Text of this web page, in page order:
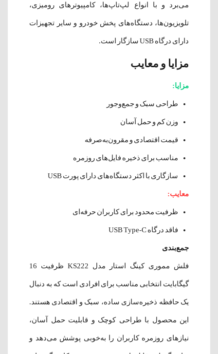
می‌برد و با انواع لپ‌تاپ‌ها، کامپیوترهای رومیزی،
تلویزیون‌ها، دستگاه‌های پخش خودرو و سایر تجهیزات
دارای درگاه USB سازگار است.
مزایا و معایب
مزایا:
طراحی سبک و جمع‌وجور
وزن کم و حمل آسان
قیمت اقتصادی و مقرون‌به‌صرفه
مناسب برای ذخیره فایل‌های روزمره
سازگاری با اکثر دستگاه‌های دارای پورت USB
معایب:
ظرفیت محدود برای کاربران حرفه‌ای
فاقد درگاه USB Type-C
جمع‌بندی
فلش مموری کینگ استار مدل KS222 ظرفیت 16
گیگابایت انتخابی مناسب برای افرادی است که به دنبال
یک حافظه ذخیره‌سازی ساده، سبک و اقتصادی هستند.
این محصول با طراحی کوچک و قابلیت حمل آسان،
نیازهای روزمره کاربران را به‌خوبی پوشش می‌دهد و